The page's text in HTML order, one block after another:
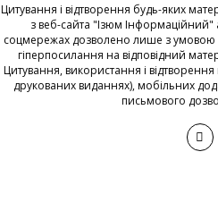
Цитування і відтворення будь-яких
з веб-сайта "Ізюм Інформаційний"
соцмережах дозволено лише з умовою
гіперпосилання на відповідний
Цитування, використання і
друкованих виданнях), мобільних
письмового